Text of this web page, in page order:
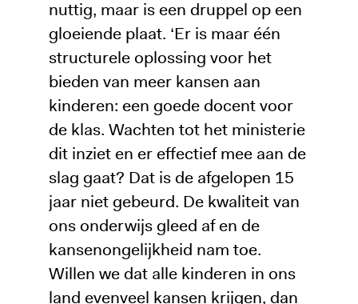
nuttig, maar is een druppel op een
gloeiende plaat. ‘Er is maar één
structurele oplossing voor het
bieden van meer kansen aan
kinderen: een goede docent voor
de klas. Wachten tot het ministerie
dit inziet en er effectief mee aan de
slag gaat? Dat is de afgelopen 15
jaar niet gebeurd. De kwaliteit van
ons onderwijs gleed af en de
kansenongelijkheid nam toe.
Willen we dat alle kinderen in ons
land evenveel kansen krijgen, dan